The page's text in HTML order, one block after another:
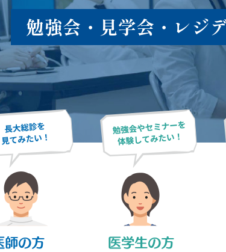
勉強会・見学会・ レジ